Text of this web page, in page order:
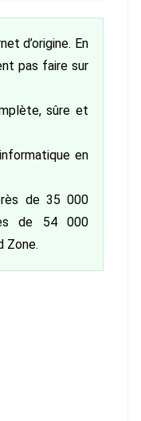
d’origine. En
pas faire sur
sûre et
en
de 35 000
de 54 000
Zone.